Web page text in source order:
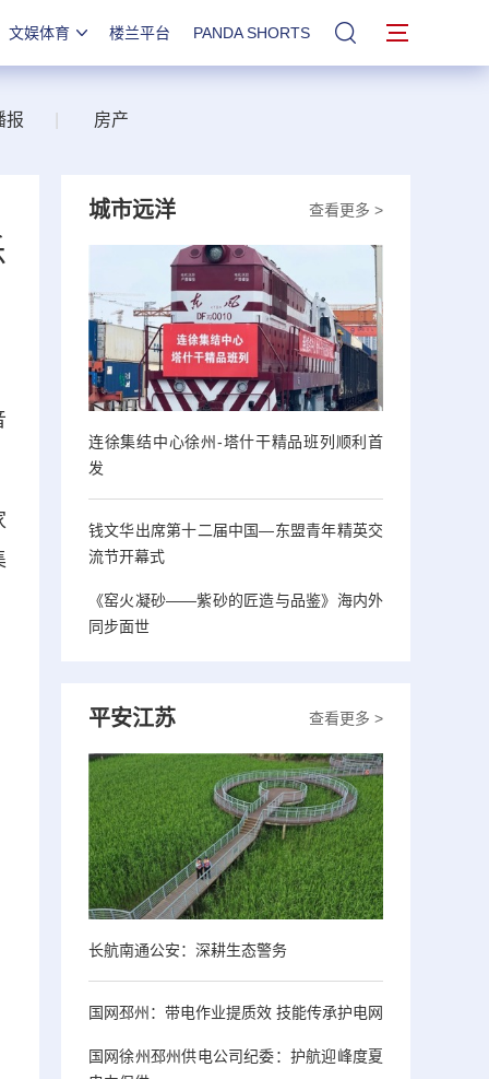
文娱体育 楼兰平台 PANDA SHORTS 站内搜索
报 房产
查看更多 >
城市远洋
连徐集结中心徐州-塔什干精品班列顺利首
发
钱文华出席第十二届中国—东盟青年精英交
流节开幕式
《窑火凝砂——紫砂的匠造与品鉴》海内外
同步面世
查看更多 >
平安江苏
长航南通公安：深耕生态警务
国网邳州：带电作业提质效 技能传承护电网
国网徐州邳州供电公司纪委：护航迎峰度夏